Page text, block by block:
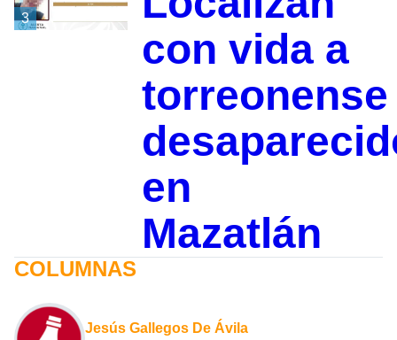
3
con vida a
torreonense
en
Mazatlán
COLUMNAS
Jesús Gallegos De Ávila